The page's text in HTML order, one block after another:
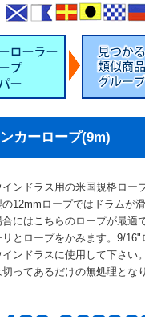
カーロープ(9m)
インドラス用の米国規格ロー
12mmロープではドラムが
にはこちらのロープが最適
とロープをかみます。9/16"
ンドラスに使用して下さい
ってあるだけの無処理とな